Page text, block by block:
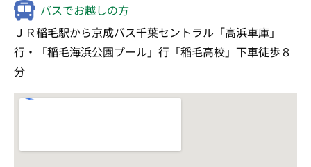
バスでお越しの方
ＪＲ稲毛駅から京成バス千葉セントラル「高浜車庫」
行・「稲毛海浜公園プール」行「稲毛高校」下車徒歩８
分